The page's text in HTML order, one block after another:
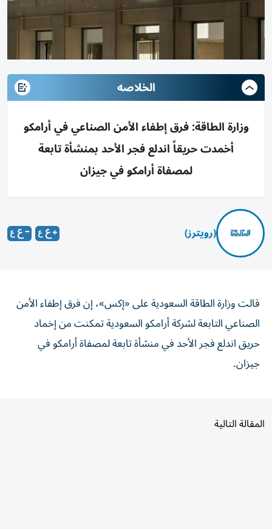
الخلاصه
وزارة الطاقة: فرق إطفاء الأمن الصناعي في أرامكو
أخمدت حريقاً اندلع فجر الأحد بمنشأة تابعة
لمصفاة أرامكو في جيزان
(رويترز)
قالت ⁠وزارة ‌الطاقة السعودية ‌على «إكس»، إن فرق ⁠إطفاء الأمن
الصناعي التابعة ​لشركة أرامكو ‌السعودية تمكنت ⁠من إخماد
حريق اندلع ​فجر ‌الأحد ‌في ‌منشأة ‌تابعة ⁠لمصفاة ‌أرامكو ⁠في
جيزان.
المقالة التالية